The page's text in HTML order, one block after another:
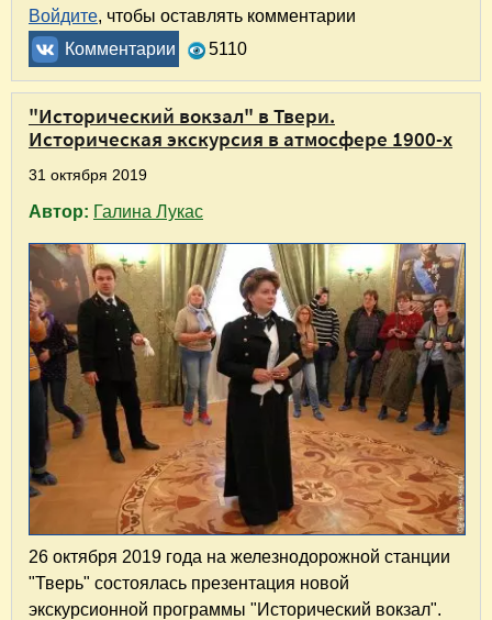
Войдите, чтобы оставлять комментарии
Комментарии
5110
"Исторический вокзал" в Твери.
Историческая экскурсия в атмосфере 1900-х
31 октября 2019
Автор: Галина Лукас
26 октября 2019 года на железнодорожной станции
"Тверь" состоялась презентация новой
экскурсионной программы "Исторический вокзал".